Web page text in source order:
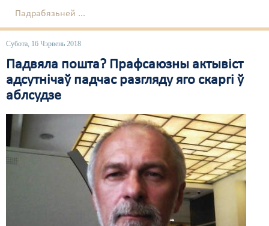
Падрабязьней ...
Субота, 16 Чэрвень 2018
Падвяла пошта? Прафсаюзны актывіст
адсутнічаў падчас разгляду яго скаргі ў
аблсудзе
Распальваньне варожасьці
Рознае
Свабода слова
Свабода сумленьня
Суд
Сьмяротнае пакараньне
Экалёгія